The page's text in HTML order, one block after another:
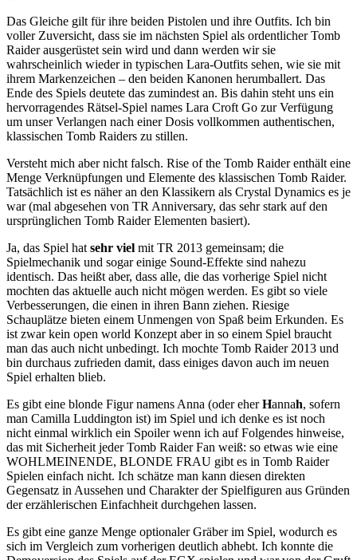
Das Gleiche gilt für ihre beiden Pistolen und ihre Outfits. Ich bin
voller Zuversicht, dass sie im nächsten Spiel als ordentlicher Tomb
Raider ausgerüstet sein wird und dann werden wir sie
wahrscheinlich wieder in typischen Lara-Outfits sehen, wie sie mit
ihrem Markenzeichen – den beiden Kanonen herumballert. Das
Ende des Spiels deutete das zumindest an. Bis dahin steht uns ein
hervorragendes Rätsel-Spiel names Lara Croft Go zur Verfügung
um unser Verlangen nach einer Dosis vollkommen authentischen,
klassischen Tomb Raiders zu stillen.
Versteht mich aber nicht falsch. Rise of the Tomb Raider enthält eine
Menge Verknüpfungen und Elemente des klassischen Tomb Raider.
Tatsächlich ist es näher an den Klassikern als Crystal Dynamics es je
war (mal abgesehen von TR Anniversary, das sehr stark auf den
ursprünglichen Tomb Raider Elementen basiert).
Ja, das Spiel hat sehr viel mit TR 2013 gemeinsam; die
Spielmechanik und sogar einige Sound-Effekte sind nahezu
identisch. Das heißt aber, dass alle, die das vorherige Spiel nicht
mochten das aktuelle auch nicht mögen werden. Es gibt so viele
Verbesserungen, die einen in ihren Bann ziehen. Riesige
Schauplätze bieten einem Unmengen von Spaß beim Erkunden. Es
ist zwar kein open world Konzept aber in so einem Spiel braucht
man das auch nicht unbedingt. Ich mochte Tomb Raider 2013 und
bin durchaus zufrieden damit, dass einiges davon auch im neuen
Spiel erhalten blieb.
Es gibt eine blonde Figur namens Anna (oder eherHannah, sofern
man Camilla Luddington ist) im Spiel und ich denke es ist noch
nicht einmal wirklich ein Spoiler wenn ich auf Folgendes hinweise,
das mit Sicherheit jeder Tomb Raider Fan weiß: so etwas wie eine
WOHLMEINENDE, BLONDE FRAU gibt es in Tomb Raider
Spielen einfach nicht. Ich schätze man kann diesen direkten
Gegensatz in Aussehen und Charakter der Spielfiguren aus Gründen
der erzählerischen Einfachheit durchgehen lassen.
Es gibt eine ganze Menge optionaler Gräber im Spiel, wodurch es
sich im Vergleich zum vorherigen deutlich abhebt. Ich konnte die